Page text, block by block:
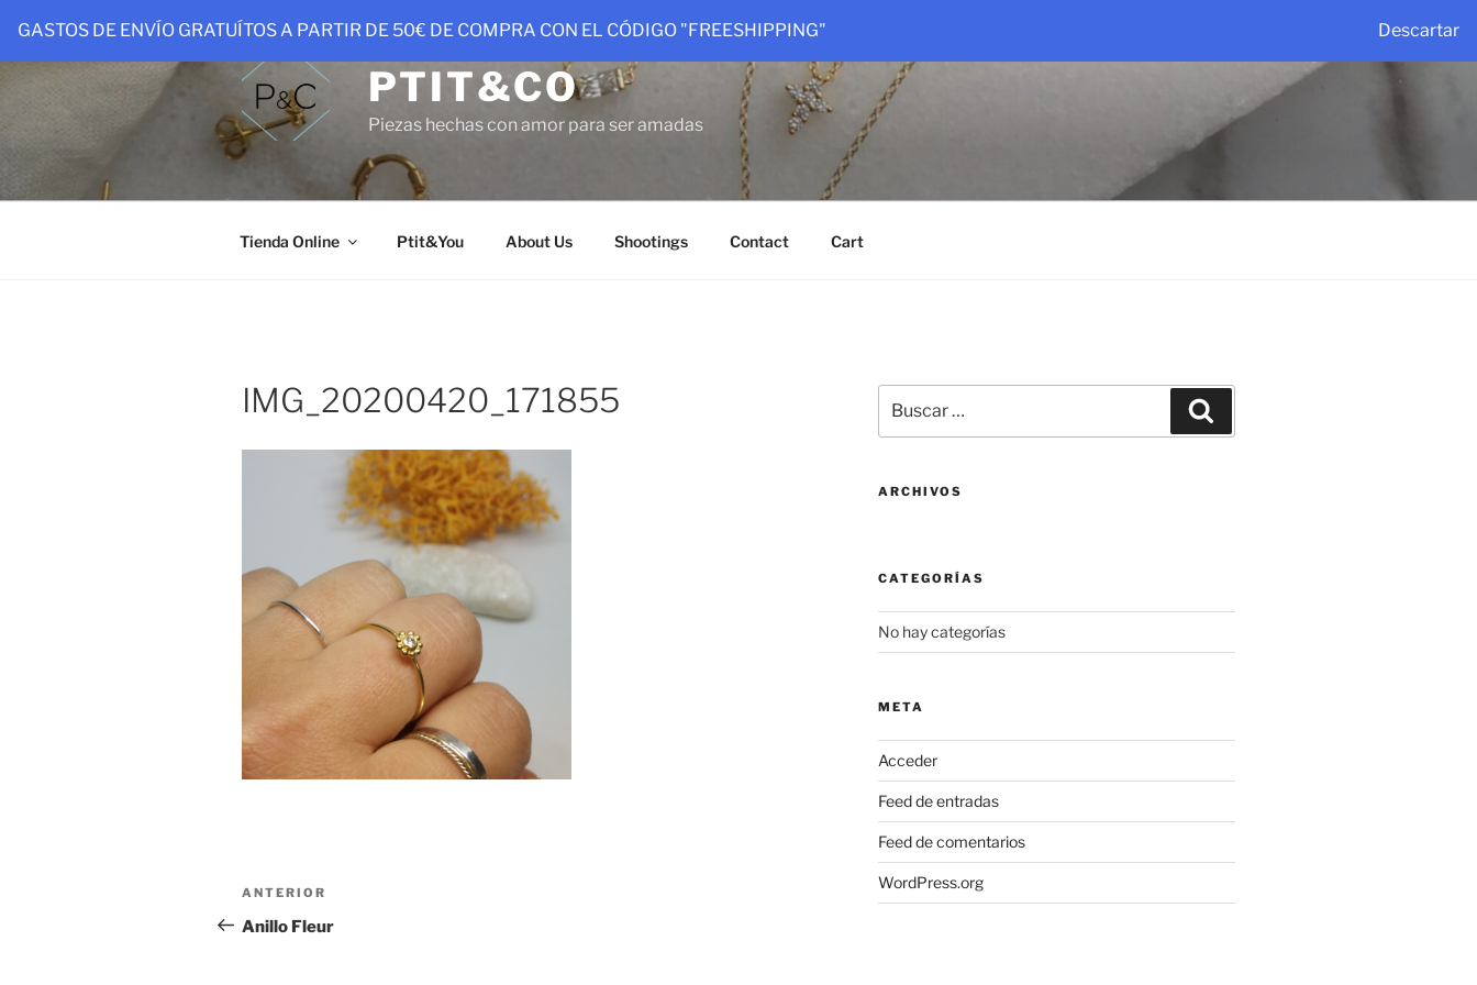
contenido
PTIT&CO
Piezas hechas con amor para ser amadas
Tienda Online Ptit&You About Us Shootings Contact Cart
IMG_20200420_171855
Navegación
de
Entrada
anterior:
ANTERIOR
Anillo Fleur
por:
ARCHIVOS
CATEGORÍAS
No hay categorías
META
Acceder
Feed de entradas
Feed de comentarios
WordPress.org
GASTOS DE ENVÍO GRATUÍTOS A PARTIR DE 50€ DE COMPRA CON EL CÓDIGO "FREESHIPPING" Descartar